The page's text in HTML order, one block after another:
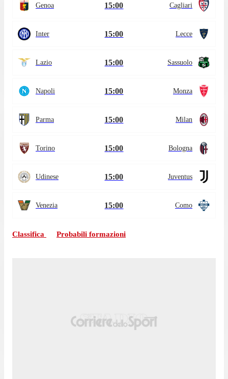
Genoa 15:00 Cagliari
Inter 15:00 Lecce
Lazio 15:00 Sassuolo
Napoli 15:00 Monza
Parma 15:00 Milan
Torino 15:00 Bologna
Udinese 15:00 Juventus
Venezia 15:00 Como
Classifica Probabili formazioni